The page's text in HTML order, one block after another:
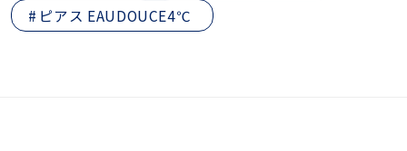
ピアス EAUDOUCE4℃